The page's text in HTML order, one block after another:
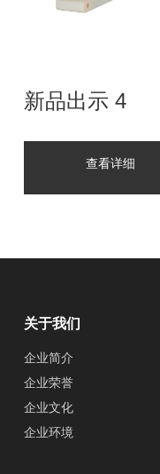
新品出示 4
查看详细
关于我们
企业简介
企业荣誉
企业文化
企业环境